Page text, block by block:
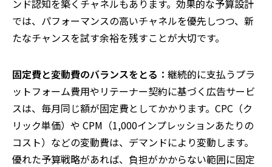
ンド認知を築くチャネルもあります。効果的な予算設計
では、パフォーマンスの高いチャネルを優先しつつ、新
たなチャンスを試す余裕を残すことが大切です。
固定費と変動費のバランスをとる： 継続的に支払うプラ
ットフォーム費用やリテーナー契約に基づく広告サービ
スは、毎月同じ額が固定費としてかかります。CPC（ク
リック単価）や CPM（1,000インプレッションあたりの
コスト）などの変動費は、デマンドにより変動します。
優れた予算戦略があれば、負担がかからない範囲に固定